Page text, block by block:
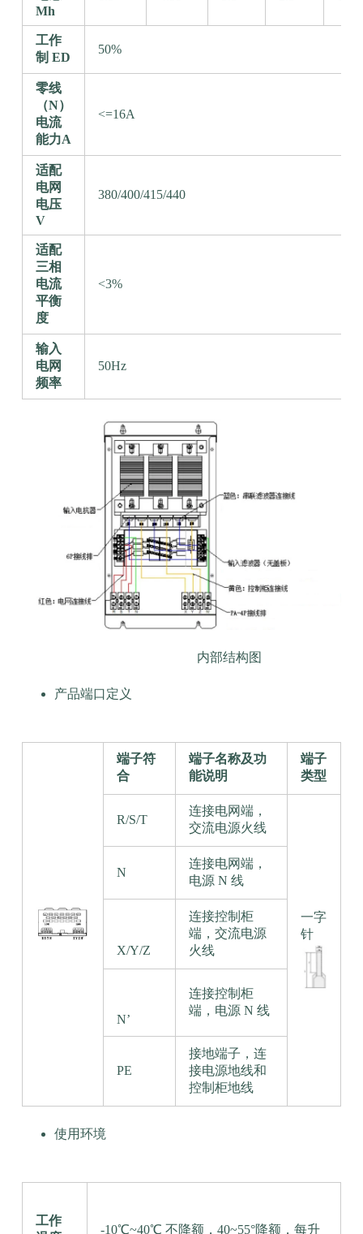
Mh
工作
制 ED
50%
零线
（N）
电流
能力A
<=16A
适配
电网
电压
V
380/400/415/440
适配
三相
电流
平衡
度
<3%
输入
电网
频率
50Hz
内部结构图
产品端口定义
端子符
合
端子名称及功
能说明
端子
类型
R/S/T
连接电网端，
交流电源火线
一字
针
N
连接电网端，
电源 N 线
X/Y/Z
连接控制柜
端，交流电源
火线
N’
连接控制柜
端，电源 N 线
PE
接地端子，连
接电源地线和
控制柜地线
使用环境
工作
-10℃~40℃ 不降额，40~55°降额，每升